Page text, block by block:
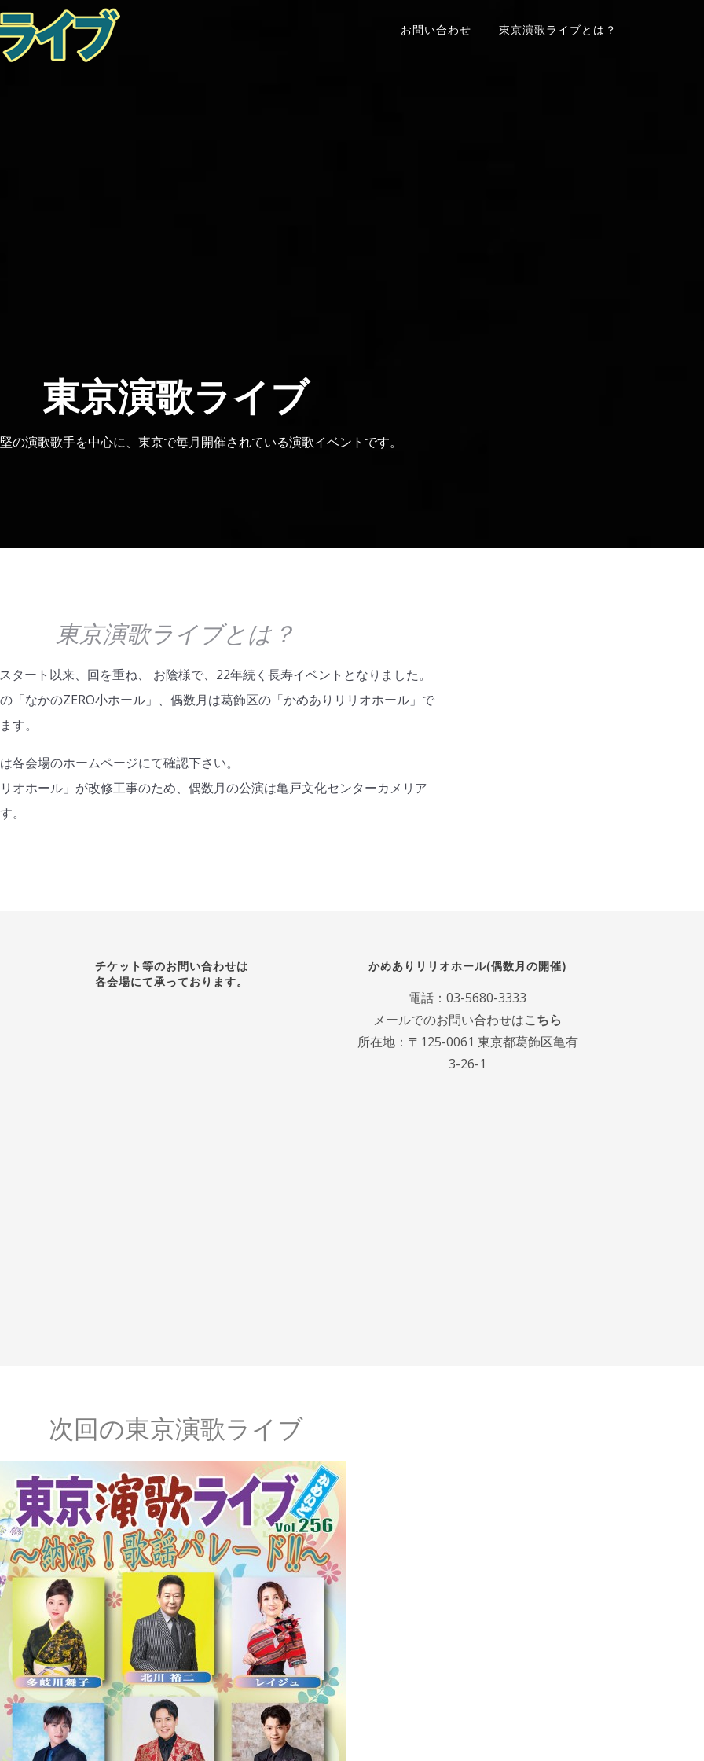
お問い合わせ 東京演歌ライブとは？
東京演歌ライブ
の演歌歌手を中心に、東京で毎月開催されている演歌イベントです。
東京演歌ライブとは？
タート以来、回を重ね、 お陰様で、22年続く長寿イベントとなりました。
「なかのZERO小ホール」、偶数月は葛飾区の「かめありリリオホール」で
す。
各会場のホームページにて確認下さい。
オホール」が改修工事のため、偶数月の公演は亀戸文化センターカメリア
。
チケット等のお問い合わせは
各会場にて承っております。
かめありリリオホール(偶数月の開催)
電話：03-5680-3333
メールでのお問い合わせはこちら
所在地：〒125-0061 東京都葛飾区亀有
3-26-1
次回の東京演歌ライブ